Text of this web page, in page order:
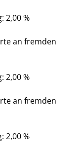
2,00 %
an fremden
2,00 %
an fremden
2,00 %